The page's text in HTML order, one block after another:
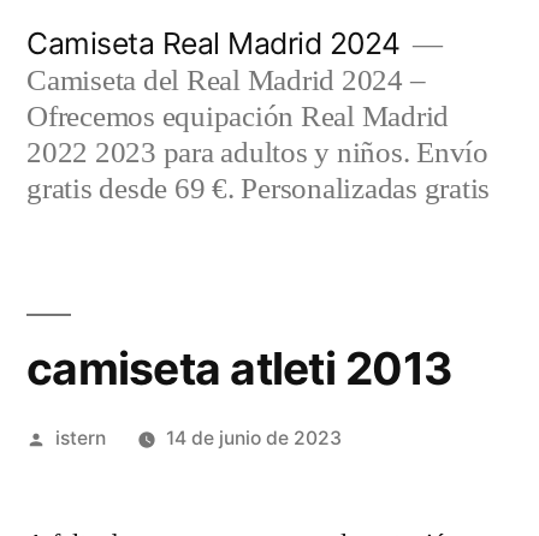
contenido
Camiseta Real Madrid 2024
Camiseta del Real Madrid 2024 –
Ofrecemos equipación Real Madrid
2022 2023 para adultos y niños. Envío
gratis desde 69 €. Personalizadas gratis
camiseta atleti 2013
Publicado
istern 14 de junio de 2023